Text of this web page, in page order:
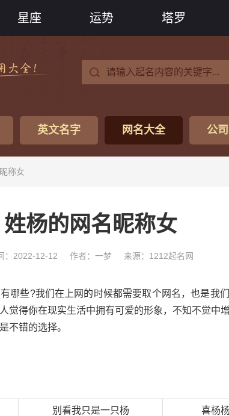
星座 运势 塔罗
英文名字 网名大全 公
称女
姓杨的网名昵称女
：2022-12-12 作者：一梦 来源：1212起名网
哪些?我们在上网的时候都需要取个网名，也是我
觉得你在现实生活中拥有可爱的形象，不知不觉中
不错的选择。
别看我只是一只杨 喜杨